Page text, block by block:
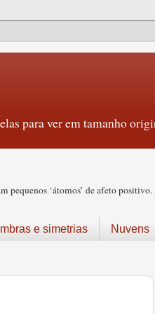
para ver em tamanho
pequenos ‘átomos’ de afeto
e simetrias Nuvens